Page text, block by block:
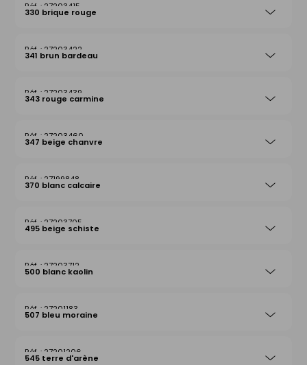
27203415
330 brique rouge
27203422
341 brun bardeau
27203439
343 rouge carmine
27203460
347 beige chanvre
27199848
370 blanc calcaire
27203705
495 beige schiste
27203712
500 blanc kaolin
27201183
507 bleu moraine
27201206
545 terre d'arène